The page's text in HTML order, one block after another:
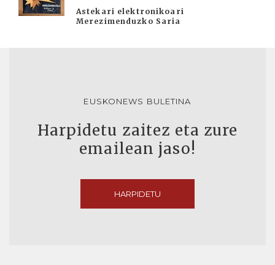
Astekari elektronikoari
Merezimenduzko Saria
EUSKONEWS BULETINA
Harpidetu zaitez eta zure
emailean jaso!
HARPIDETU